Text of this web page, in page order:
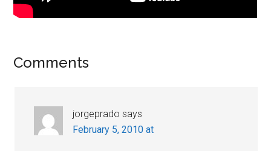
Reader
Comments
jorgeprado says
February 5, 2010 at